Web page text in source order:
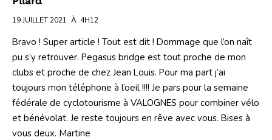
19 JUILLET 2021 À 4H12
Bravo ! Super article ! Tout est dit ! Dommage que l’on naît
pu s’y retrouver. Pegasus bridge est tout proche de mon
clubs et proche de chez Jean Louis. Pour ma part j’ai
toujours mon téléphone à l’oeil !!!! Je pars pour la semaine
fédérale de cyclotourisme à VALOGNES pour combiner vélo
et bénévolat. Je reste toujours en rêve avec vous. Bises à
vous deux. Martine